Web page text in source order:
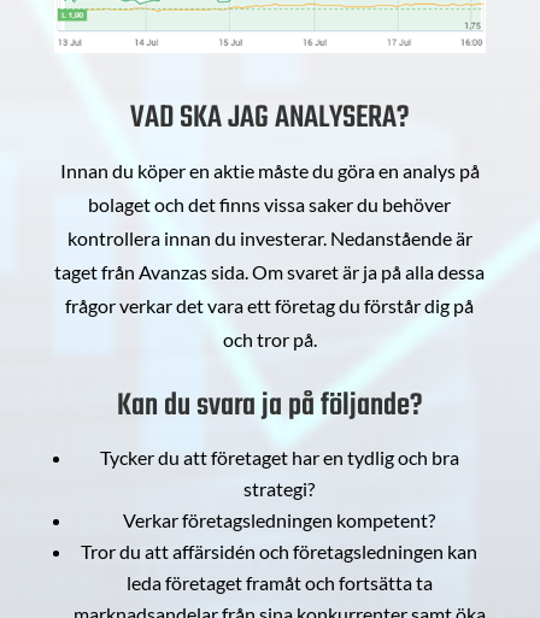
VAD SKA JAG ANALYSERA?
Innan du köper en aktie måste du göra en analys på
bolaget och det finns vissa saker du behöver
kontrollera innan du investerar. Nedanstående är
taget från Avanzas sida. Om svaret är ja på alla dessa
frågor verkar det vara ett företag du förstår dig på
och tror på.
Kan du svara ja på följande?
Tycker du att företaget har en tydlig och bra
strategi?
Verkar företagsledningen kompetent?
Tror du att affärsidén och företagsledningen kan
leda företaget framåt och fortsätta ta